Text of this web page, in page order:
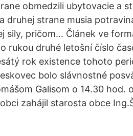
obmedzili ubytovacie a
druhej strane musia
sily, pričom… Článek ve
rukou druhé letošní číslo
rok existence tohoto
bolo slávnostné
Galisom o 14.30 hod.
zahájil starosta obce